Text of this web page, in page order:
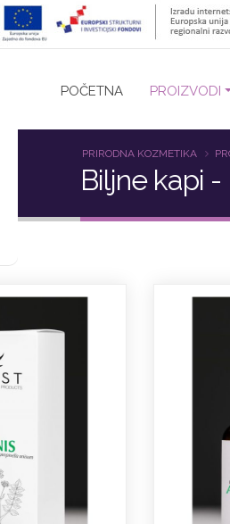
POČETNA PROIZVODI
PRIRODNA KOZMETIKA
Biljne kapi -